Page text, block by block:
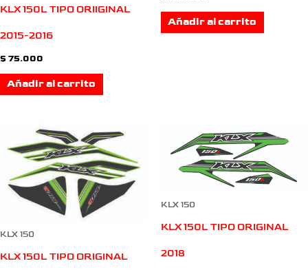
KLX 150L TIPO ORIIGINAL
2015-2016
$ 75.000
Añadir al carrito
Añadir al carrito
KLX 150
KLX 150L TIPO ORIGINAL
KLX 150
KLX 150L TIPO ORIGINAL
2018